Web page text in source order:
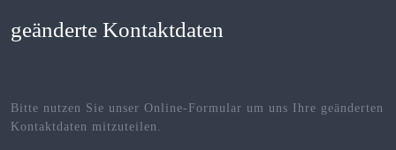
geänderte Kontaktdaten
Bitte nutzen Sie unser Online-Formular um uns Ihre geänderten
Kontaktdaten mitzuteilen.